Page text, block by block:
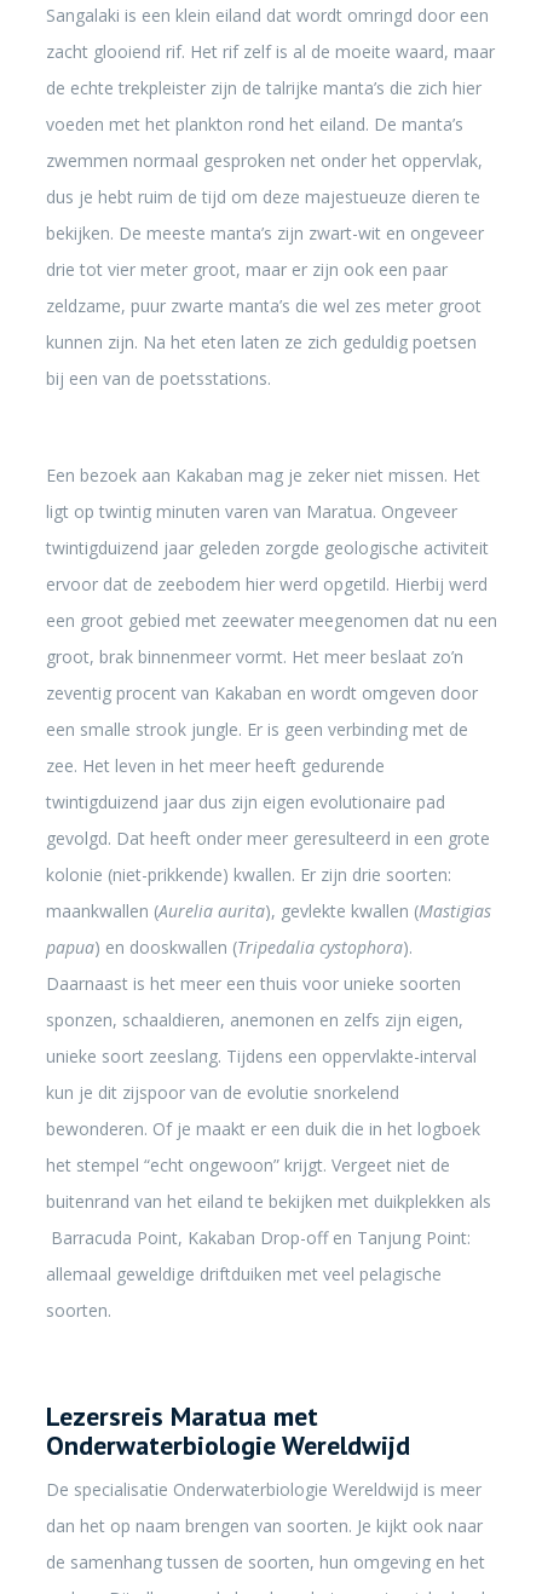
Sangalaki is een klein eiland dat wordt omringd door een
zacht glooiend rif. Het rif zelf is al de moeite waard, maar
de echte trekpleister zijn de talrijke manta’s die zich hier
voeden met het plankton rond het eiland. De manta’s
zwemmen normaal gesproken net onder het oppervlak,
dus je hebt ruim de tijd om deze majestueuze dieren te
bekijken. De meeste manta’s zijn zwart-wit en ongeveer
drie tot vier meter groot, maar er zijn ook een paar
zeldzame, puur zwarte manta’s die wel zes meter groot
kunnen zijn. Na het eten laten ze zich geduldig poetsen
bij een van de poetsstations.
Een bezoek aan Kakaban mag je zeker niet missen. Het
ligt op twintig minuten varen van Maratua. Ongeveer
twintigduizend jaar geleden zorgde geologische activiteit
ervoor dat de zeebodem hier werd opgetild. Hierbij werd
een groot gebied met zeewater meegenomen dat nu een
groot, brak binnenmeer vormt. Het meer beslaat zo’n
zeventig procent van Kakaban en wordt omgeven door
een smalle strook jungle. Er is geen verbinding met de
zee. Het leven in het meer heeft gedurende
twintigduizend jaar dus zijn eigen evolutionaire pad
gevolgd. Dat heeft onder meer geresulteerd in een grote
kolonie (niet-prikkende) kwallen. Er zijn drie soorten:
maankwallen (Aurelia aurita), gevlekte kwallen (Mastigias
papua) en dooskwallen (Tripedalia cystophora).
Daarnaast is het meer een thuis voor unieke soorten
sponzen, schaaldieren, anemonen en zelfs zijn eigen,
unieke soort zeeslang. Tijdens een oppervlakte-interval
kun je dit zijspoor van de evolutie snorkelend
bewonderen. Of je maakt er een duik die in het logboek
het stempel “echt ongewoon” krijgt. Vergeet niet de
buitenrand van het eiland te bekijken met duikplekken als
Barracuda Point, Kakaban Drop-off en Tanjung Point:
allemaal geweldige driftduiken met veel pelagische
soorten.
Lezersreis Maratua met
Onderwaterbiologie Wereldwijd
De specialisatie Onderwaterbiologie Wereldwijd is meer
dan het op naam brengen van soorten. Je kijkt ook naar
de samenhang tussen de soorten, hun omgeving en het